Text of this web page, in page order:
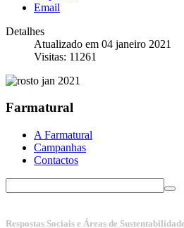
Email
Detalhes
Atualizado em 04 janeiro 2021
Visitas: 11261
Farmatural
A Farmatural
Campanhas
Contactos
Respostas Sociais e Áreas de